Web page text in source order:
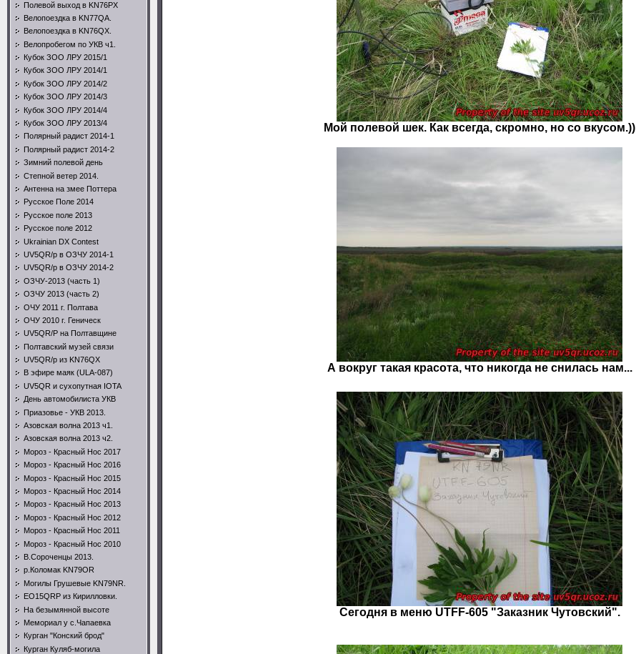
Полевой выход в KN76PX
Велопоездка в KN77QA.
Велопоездка в KN76QX.
Велопробегом по УКВ ч1.
Кубок ЗОО ЛРУ 2015/1
Кубок ЗОО ЛРУ 2014/1
Кубок ЗОО ЛРУ 2014/2
Кубок ЗОО ЛРУ 2014/3
Кубок ЗОО ЛРУ 2014/4
Кубок ЗОО ЛРУ 2013/4
Полярный радист 2014-1
Полярный радист 2014-2
Зимний полевой день
Степной ветер 2014.
Антенна на змее Поттера
Русское Поле 2014
Русское поле 2013
Русское поле 2012
Ukrainian DX Contest
UV5QR/p в ОЗЧУ 2014-1
UV5QR/p в ОЗЧУ 2014-2
ОЗЧУ-2013 (часть 1)
ОЗЧУ 2013 (часть 2)
ОЧУ 2011 г. Полтава
ОЧУ 2010 г. Геническ
UV5QR/P на Полтавщине
Полтавский музей связи
UV5QR/p из KN76QX
В эфире маяк (ULA-087)
UV5QR и сухопутная IOTA
День автомобилиста УКВ
Приазовье - УКВ 2013.
Азовская волна 2013 ч1.
Азовская волна 2013 ч2.
Мороз - Красный Нос 2017
Мороз - Красный Нос 2016
Мороз - Красный Нос 2015
Мороз - Красный Нос 2014
Мороз - Красный Нос 2013
Мороз - Красный Нос 2012
Мороз - Красный Нос 2011
Мороз - Красный Нос 2010
В.Сороченцы 2013.
р.Коломак KN79OR
Могилы Грушевые KN79NR.
EO15QRP из Кирилловки.
На безымянной высоте
Мемориал у с.Чапаевка
Курган "Конский брод"
Курган Куляб-могила
Мой полевой шек. Как всегда, скромно, но со вкусом.))
А вокруг такая красота, что никогда не снилась нам...
Сегодня в меню UTFF-605 "Заказник Чутовский".